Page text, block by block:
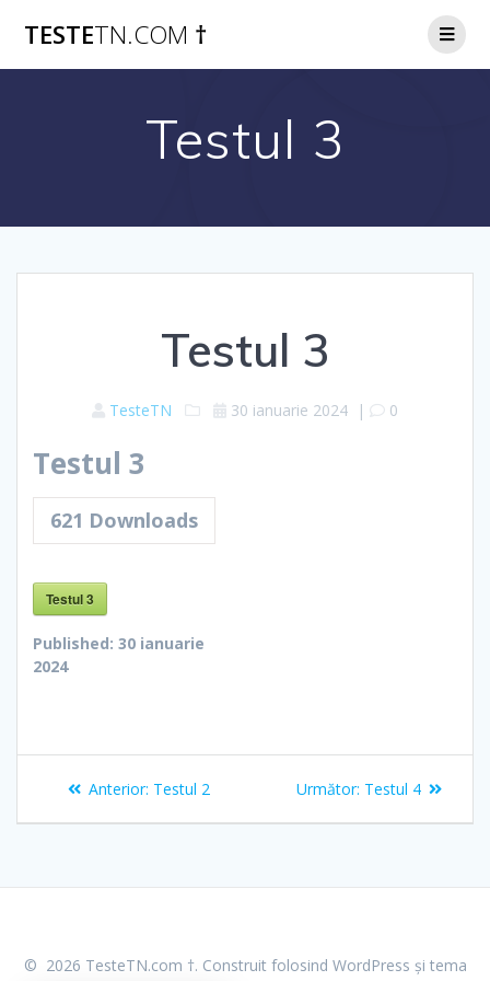
TESTETN.COM †
Testul 3
Testul 3
TesteTN 30 ianuarie 2024 | 0
Testul 3
621 Downloads
Testul 3
Published: 30 ianuarie
2024
Navigare
în
Anterior: Articolul
Testul 2 Următor: Articolul
Testul 4
© 2026 TesteTN.com †. Construit folosind WordPress și tema